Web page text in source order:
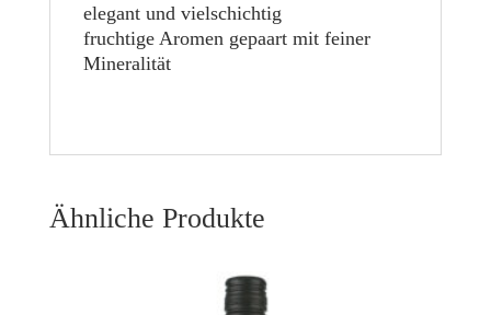
elegant und vielschichtig
fruchtige Aromen gepaart mit feiner
Mineralität
Ähnliche Produkte